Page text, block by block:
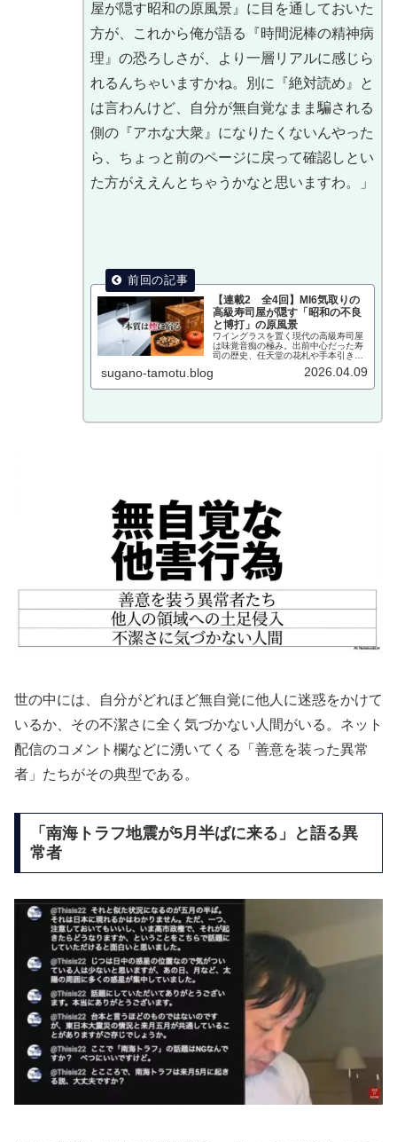
屋が隠す昭和の原風景』に目を通しておいた
方が、これから俺が語る『時間泥棒の精神病
理』の恐ろしさが、より一層リアルに感じら
れるんちゃいますかね。別に『絶対読め』と
は言わんけど、自分が無自覚なまま騙される
側の『アホな大衆』になりたくないんやった
ら、ちょっと前のページに戻って確認しとい
た方がええんとちゃうかなと思いますわ。」
【連載2 全4回】MI6気取りの
高級寿司屋が隠す「昭和の不良
と博打」の原風景
ワイングラスを置く現代の高級寿司屋
は味覚音痴の極み。出前中心だった寿
司の歴史、任天堂の花札や手本引きが
タバコの煙で完成する本質の味覚につ
sugano-tamotu.blog 2026.04.09
世の中には、自分がどれほど無自覚に他人に迷惑をかけて
いるか、その不潔さに全く気づかない人間がいる。ネット
配信のコメント欄などに湧いてくる「善意を装った異常
者」たちがその典型である。
「南海トラフ地震が5月半ばに来る」と語る異
常者